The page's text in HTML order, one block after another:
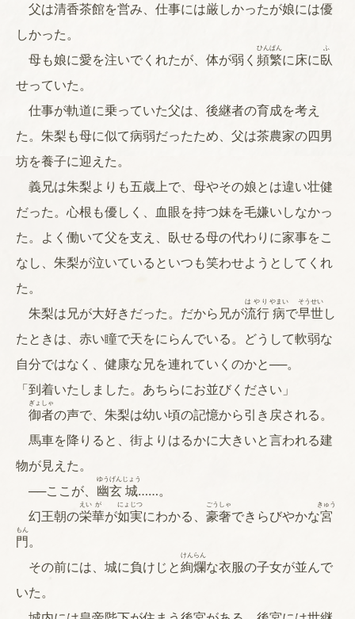
父は清香茶館を営み、仕事には厳しかったが娘には優
しかった。
母も娘に愛を注いでくれたが、体が弱く 頻
ひん
繁
ぱん
に床に臥
ふ
せっていた。
仕事が軌道に乗っていた父は、後継者の育成を考え
た。朱梨も母に似て病弱だったため、父は茶農家の四男
坊を養子に迎えた。
義兄は朱梨よりも五歳上で、母やその娘とは違い壮健
だった。心根も優しく、血眼を持つ妹を毛嫌いしなかっ
た。よく働いて父を支え、臥せる母の代わりに家事をこ
なし、朱梨が泣いているといつも笑わせようとしてくれ
た。
朱梨は兄が大好きだった。だから兄が流行
はやり
病
やまい
で早
そう
世
せい
し
たときは、赤い瞳で天をにらんでいる。どうして軟弱な
自分ではなく、健康な兄を連れていくのかと──。
「到着いたしました。あちらにお並びください」
御
ぎょ
者
しゃ
の声で、朱梨は幼い頃の記憶から引き戻される。
馬車を降りると、街よりはるかに大きいと言われる建
物が見えた。
──ここが、 幽
ゆう
玄
げん
城
じょう
……。
幻王朝の栄
えい
華
が
が如
にょ
実
じつ
にわかる、 豪
ごう
奢
しゃ
できらびやかな宮
きゅう
門
もん
。
その前には、城に負けじと絢
けん
爛
らん
な衣服の子女が並んで
いた。